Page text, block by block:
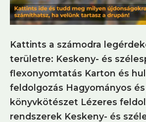
Kattints a számodra
területre: Keskeny- és
flexonyomtatás Karton és
feldolgozás Hagyományos
könyvkötészet Lézeres
rendszerek Keskeny- és